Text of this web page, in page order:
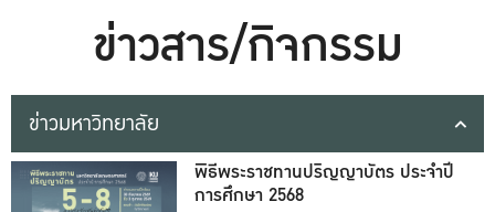
ข่าวสาร/กิจกรรม
ข่าวมหาวิทยาลัย
พิธีพระราชทานปริญญาบัตร ประจำปี
การศึกษา 2568